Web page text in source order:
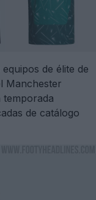
de élite de
Manchester
de catálogo